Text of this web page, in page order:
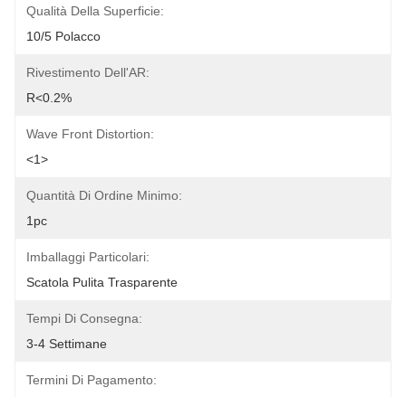
Qualità Della Superficie:
10/5 Polacco
Rivestimento Dell'AR:
R<0.2%
Wave Front Distortion:
<1>
Quantità Di Ordine Minimo:
1pc
Imballaggi Particolari:
Scatola Pulita Trasparente
Tempi Di Consegna:
3-4 Settimane
Termini Di Pagamento: